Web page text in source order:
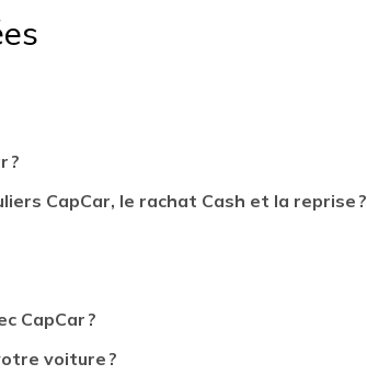
?
CapCar, le rachat Cash et la reprise ?
CapCar ?
voiture ?